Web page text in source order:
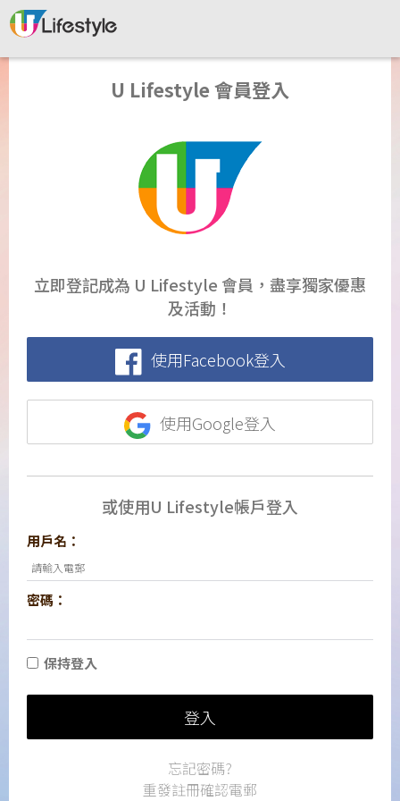
U Lifestyle 會員登入
立即登記成為 U Lifestyle 會員，盡享獨家優惠
及活動！
使用Facebook登入
使用Google登入
或使用U Lifestyle帳戶登入
用戶名：
密碼：
保持登入
登入
忘記密碼?
重發註冊確認電郵